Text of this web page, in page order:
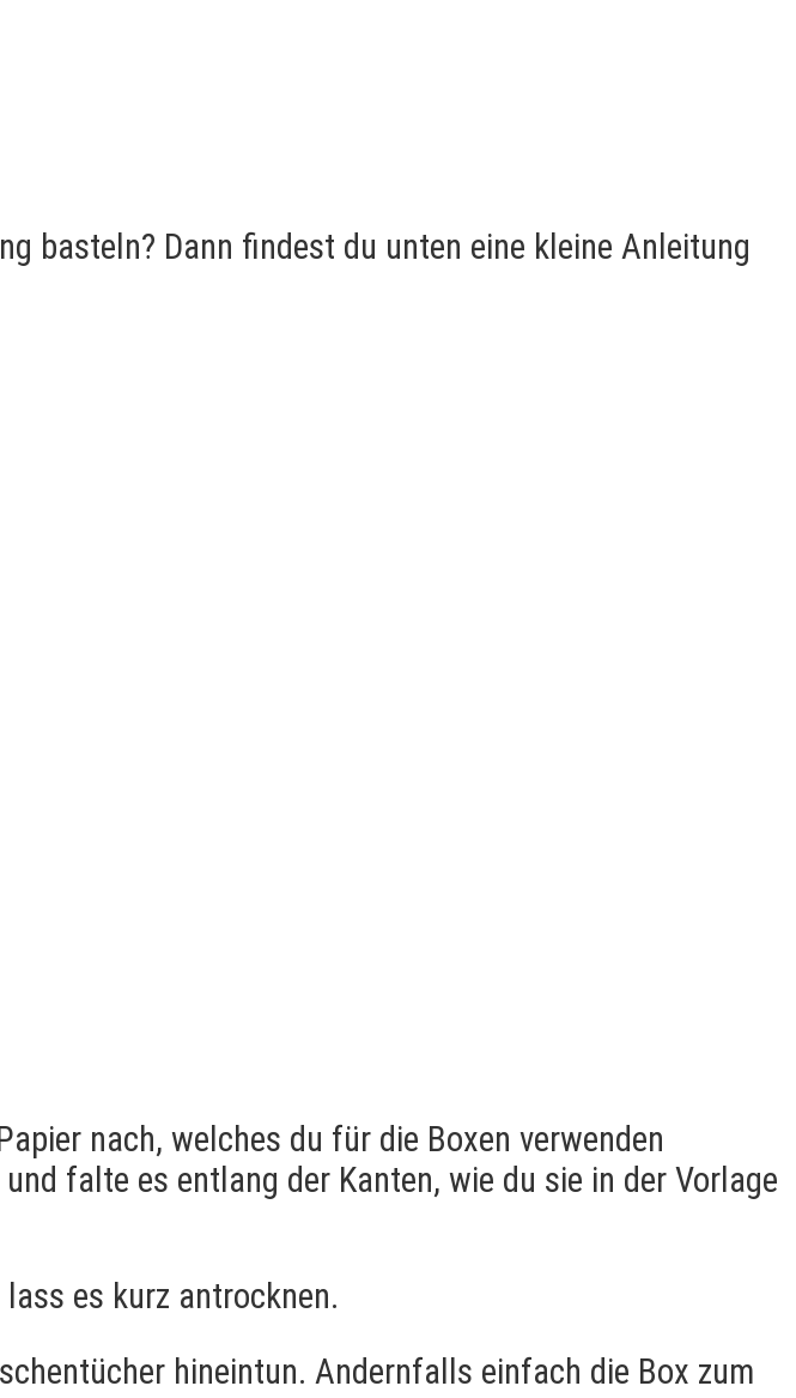
basteln? Dann findest du unten eine kleine Anleitung
nach, welches du für die Boxen verwenden
falte es entlang der Kanten, wie du sie in der Vorlage
es kurz antrocknen.
hineintun. Andernfalls einfach die Box zum